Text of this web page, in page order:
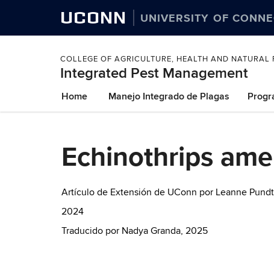
UCONN UNIVERSITY OF
COLLEGE OF AGRICULTURE, HEALTH AND NATURAL
Integrated Pest Management
to
content
Home Manejo Integrado de Plagas
Echinothrips
Artículo de Extensión de UConn por Leanne Pundt
2024
Traducido por Nadya Granda, 2025